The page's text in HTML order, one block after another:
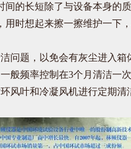
的长短除了与设备本身的
时想起来擦一擦维护一下
问题，以免会有灰尘进入箱
频率控制在3个月清洁一次
叶和冷凝风机进行定期清